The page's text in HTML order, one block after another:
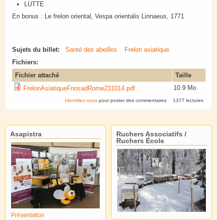
LUTTE
En bonus : Le frelon oriental, Vespa orientalis Linnaeus, 1771
Sujets du billet: Santé des abeilles
Frelon asiatique
Fichiers:
Fichier attaché
Taille
FrelonAsiatiqueFnosadRome231014.pdf
10.9 Mo
Identifiez-vous pour poster des commentaires 1377 lectures
Asapistra
Présentation
Ruchers Associatifs /
Ruchers École